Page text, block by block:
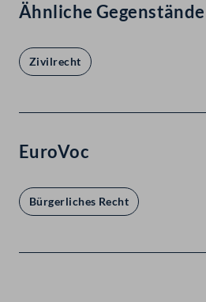
Ähnliche Gegenstände
Zivilrecht
EuroVoc
Bürgerliches Recht